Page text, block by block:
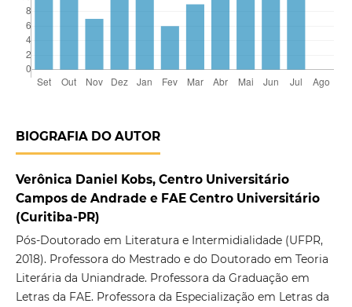
BIOGRAFIA DO AUTOR
Verônica Daniel Kobs, Centro Universitário
Campos de Andrade e FAE Centro Universitário
(Curitiba-PR)
Pós-Doutorado em Literatura e Intermidialidade (UFPR,
2018). Professora do Mestrado e do Doutorado em Teoria
Literária da Uniandrade. Professora da Graduação em
Letras da FAE. Professora da Especialização em Letras da